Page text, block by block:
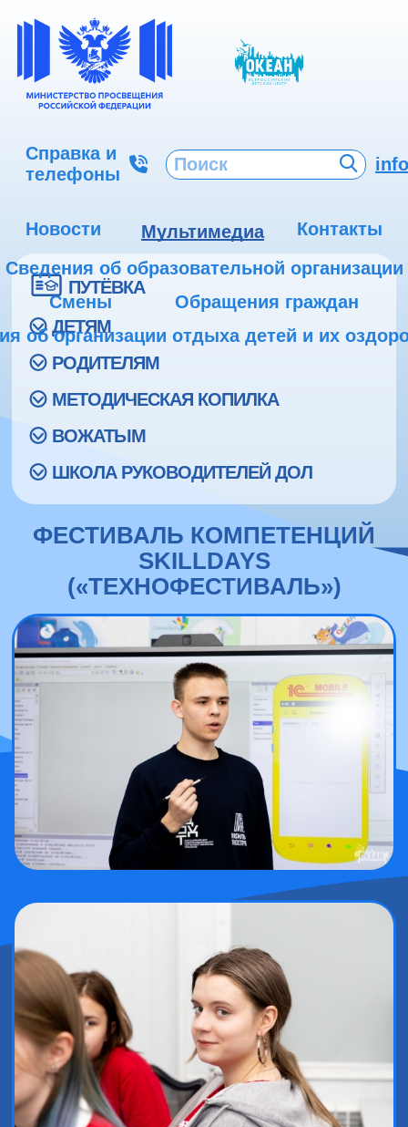
Справка и
телефоны
Новости Мультимедиа
Контакты
Сведения об образовательной организации
Смены
Обращения граждан
об организации отдыха детей и их
ПУТЁВКА
ДЕТЯМ
РОДИТЕЛЯМ
МЕТОДИЧЕСКАЯ КОПИЛКА
ВОЖАТЫМ
ШКОЛА РУКОВОДИТЕЛЕЙ ДОЛ
ФЕСТИВАЛЬ КОМПЕТЕНЦИЙ
SKILLDAYS
(«ТЕХНОФЕСТИВАЛЬ»)